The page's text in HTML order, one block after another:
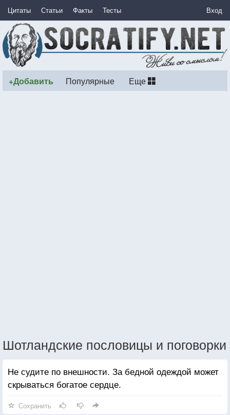
Цитаты Статьи Факты Тесты Вход
+Добавить Популярные Еще
Шотландские пословицы и поговорки
Не судите по внешности. За бедной одеждой может
скрываться богатое сердце.
Сохранить